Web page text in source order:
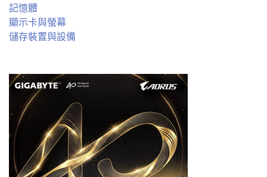
記憶體
顯示卡與螢幕
儲存裝置與設備